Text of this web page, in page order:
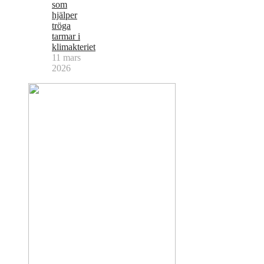
som
hjälper
tröga
tarmar i
klimakteriet
11 mars
2026